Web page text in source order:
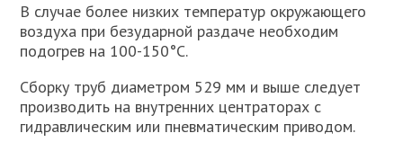
В случае более низких температур окружающего
воздуха при безударной раздаче необходим
подогрев на 100-150°С.
Сборку труб диаметром 529 мм и выше следует
производить на внутренних центраторах с
гидравлическим или пневматическим приводом.